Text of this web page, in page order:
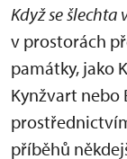
Když se šlechta
v prostorách
památky, jako
Kynžvart nebo
příběhů